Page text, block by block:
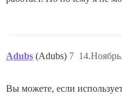
Adubs (Adubs) 7
Вы можете, если